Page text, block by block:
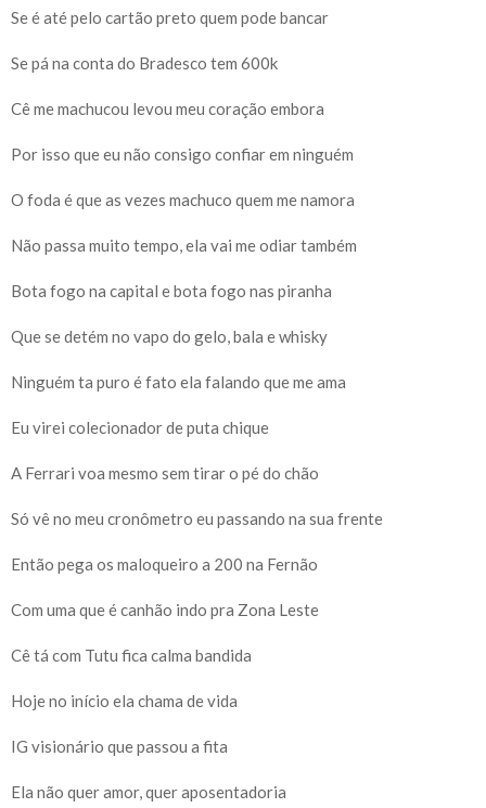
Se é até pelo cartão preto quem pode bancar
Se pá na conta do Bradesco tem 600k
Cê me machucou levou meu coração embora
Por isso que eu não consigo confiar em ninguém
O foda é que as vezes machuco quem me namora
Não passa muito tempo, ela vai me odiar também
Bota fogo na capital e bota fogo nas piranha
Que se detém no vapo do gelo, bala e whisky
Ninguém ta puro é fato ela falando que me ama
Eu virei colecionador de puta chique
A Ferrari voa mesmo sem tirar o pé do chão
Só vê no meu cronômetro eu passando na sua frente
Então pega os maloqueiro a 200 na Fernão
Com uma que é canhão indo pra Zona Leste
Cê tá com Tutu fica calma bandida
Hoje no início ela chama de vida
IG visionário que passou a fita
Ela não quer amor, quer aposentadoria